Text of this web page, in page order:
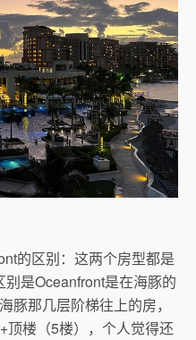
的区别：这两个房型都是
是Oceanfront是在海豚的
豚那几层阶梯往上的房，
顶楼（5楼），个人觉得还